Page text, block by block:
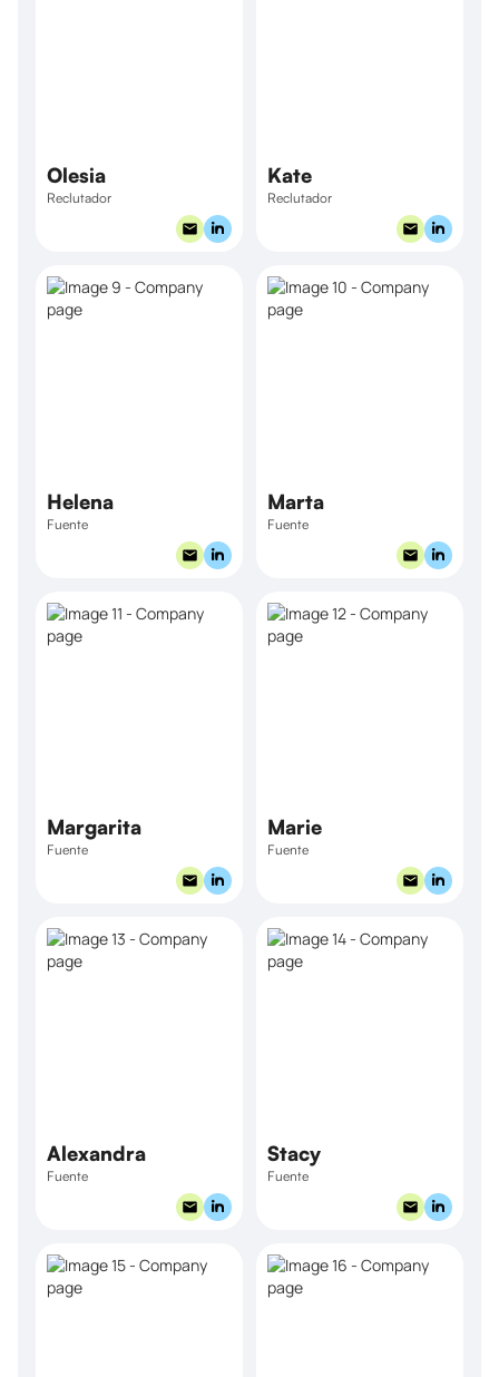
Olesia
Reclutador
Kate
Reclutador
Helena
Fuente
Marta
Fuente
Margarita
Fuente
Marie
Fuente
Alexandra
Fuente
Stacy
Fuente